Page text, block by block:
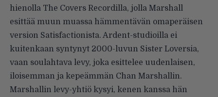
hienolla The Covers Recordilla, jolla Marshall
esittää muun muassa hämmentävän omaperäisen
version Satisfactionista. Ardent-studioilla ei
kuitenkaan syntynyt 2000-luvun Sister Loversia,
vaan soulahtava levy, joka esittelee uudenlaisen,
iloisemman ja kepeämmän Chan Marshallin.
Marshallin levy-yhtiö kysyi, kenen kanssa hän